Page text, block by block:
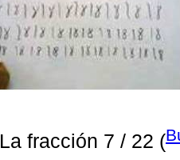
La fracción 7 / 22 (